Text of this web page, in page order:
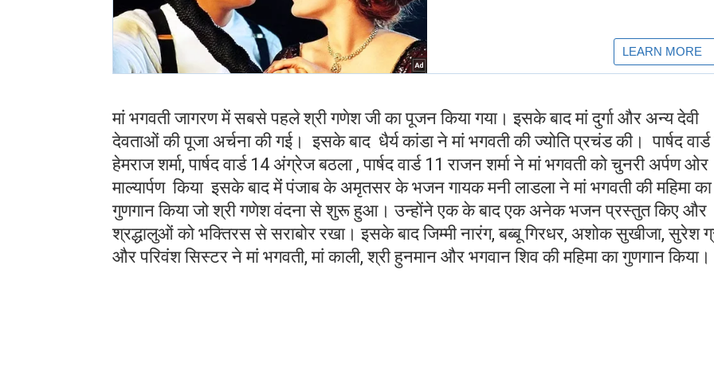
मां भगवती जागरण में सबसे पहले श्री गणेश जी का पूजन किया गया। इसके बाद मां दुर्गा और अन्य देवी
देवताओं की पूजा अर्चना की गई। इसके बाद धैर्य कांडा ने मां भगवती की ज्योति प्रचंड की। पार्षद
हेमराज शर्मा, पार्षद वार्ड 14 अंग्रेज बठला , पार्षद वार्ड 11 राजन शर्मा ने मां भगवती को चुनरी अर्पण ओर
माल्यार्पण किया इसके बाद मेंं पंजाब के अमृतसर के भजन गायक मनी लाडला ने मां भगवती की महिमा का
गुणगान किया जो श्री गणेश वंदना से शुरू हुआ। उन्होंने एक के बाद एक अनेक भजन प्रस्तुत किए और
श्रद्धालुओं को भक्तिरस से सराबोर रखा। इसके बाद जिम्मी नारंग, बब्बू गिरधर, अशोक सुखीजा, सुरेश
और परिवंश सिस्टर ने मां भगवती, मां काली, श्री हुनमान और भगवान शिव की महिमा का गुणगान किया।